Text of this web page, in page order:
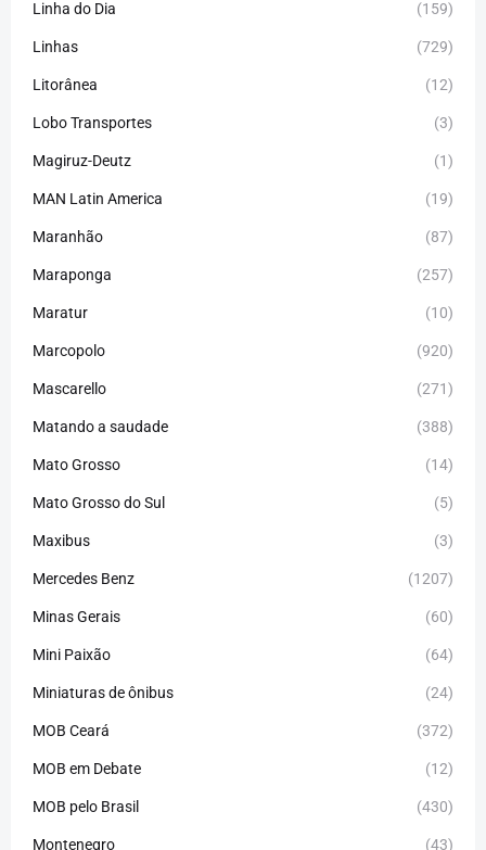
Linha do Dia (159)
Linhas (729)
Litorânea (12)
Lobo Transportes (3)
Magiruz-Deutz (1)
MAN Latin America (19)
Maranhão (87)
Maraponga (257)
Maratur (10)
Marcopolo (920)
Mascarello (271)
Matando a saudade (388)
Mato Grosso (14)
Mato Grosso do Sul (5)
Maxibus (3)
Mercedes Benz (1207)
Minas Gerais (60)
Mini Paixão (64)
Miniaturas de ônibus (24)
MOB Ceará (372)
MOB em Debate (12)
MOB pelo Brasil (430)
Montenegro (43)